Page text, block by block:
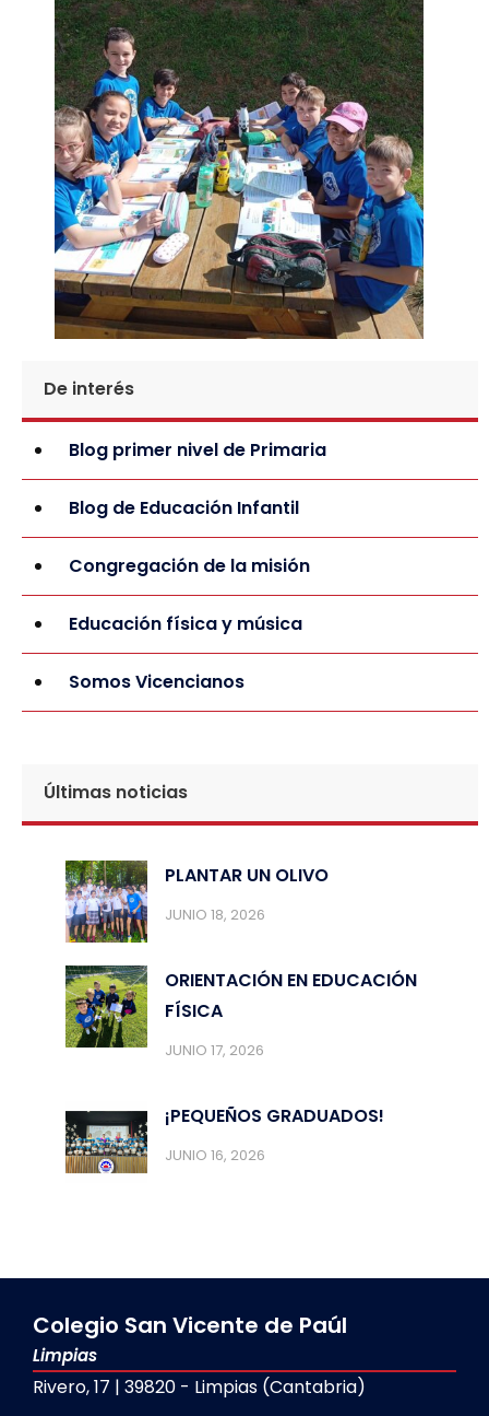
De interés
Blog primer nivel de Primaria
Blog de Educación Infantil
Congregación de la misión
Educación física y música
Somos Vicencianos
Últimas noticias
PLANTAR UN OLIVO
JUNIO 18, 2026
ORIENTACIÓN EN EDUCACIÓN
FÍSICA
JUNIO 17, 2026
¡PEQUEÑOS GRADUADOS!
JUNIO 16, 2026
Colegio San Vicente de Paúl
Limpias
Rivero, 17 | 39820 - Limpias (Cantabria)